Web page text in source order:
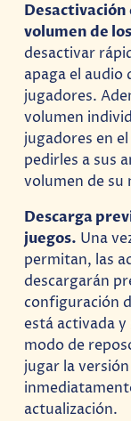
Desactivación
volumen de
desactivar
apaga el audio
jugadores.
volumen
jugadores en
pedirles a sus
volumen de su
Descarga
juegos. Una
permitan, las
descargarán
configuración
está activada y
modo de
jugar la
actualización.